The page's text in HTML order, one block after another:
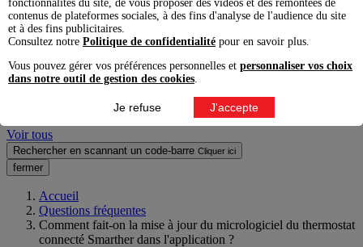
Voir tous les résultats produits pro
Produits grand public
Voir tous les résultats produits grand public
Questions fréquentes
Voir tous
Rechercher en scannant un code-barre Cliquer ici
fermer
Accueil
Questions fréquentes
Comment fait-on la mise à jour du micrologiciel du thermostat
connecté Smarther dans l'application ?
fonctionnalités du site, de vous proposer des vidéos et des remontées de
contenus de plateformes sociales, à des fins d'analyse de l'audience du site
et à des fins publicitaires.
Consultez notre Politique de confidentialité pour en savoir plus.
Vous pouvez gérer vos préférences personnelles et personnaliser vos choix
dans notre outil de gestion des cookies.
Je refuse J'accepte